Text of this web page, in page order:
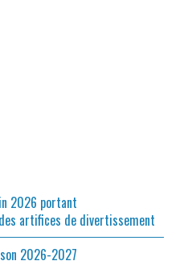
2026 portant
artifices de divertissement
2026-2027